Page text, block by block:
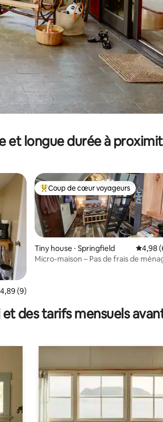
et longue durée à
: 4,94 sur 5
moyenne sur la base de 9
4,89 (9)
Coups de cœur voyageurs les plus
Coup de cœur voyageurs
Tiny house ⋅ Springfield
4,98
Micro-maison – Pas de frais de
des tarifs mensuels